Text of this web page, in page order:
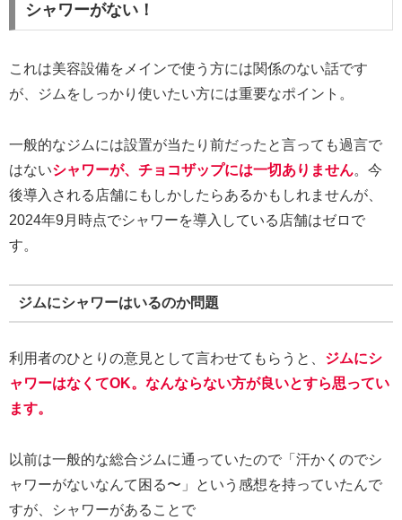
シャワーがない！
これは美容設備をメインで使う方には関係のない話です
が、ジムをしっかり使いたい方には重要なポイント。
一般的なジムには設置が当たり前だったと言っても過言で
はないシャワーが、チョコザップには一切ありません。今
後導入される店舗にもしかしたらあるかもしれませんが、
2024年9月時点でシャワーを導入している店舗はゼロで
す。
ジムにシャワーはいるのか問題
利用者のひとりの意見として言わせてもらうと、 ジムにシ
ャワーはなくてOK。なんならない方が良いとすら思ってい
ます。
以前は一般的な総合ジムに通っていたので「汗かくのでシ
ャワーがないなんて困る〜」という感想を持っていたんで
すが、シャワーがあることで